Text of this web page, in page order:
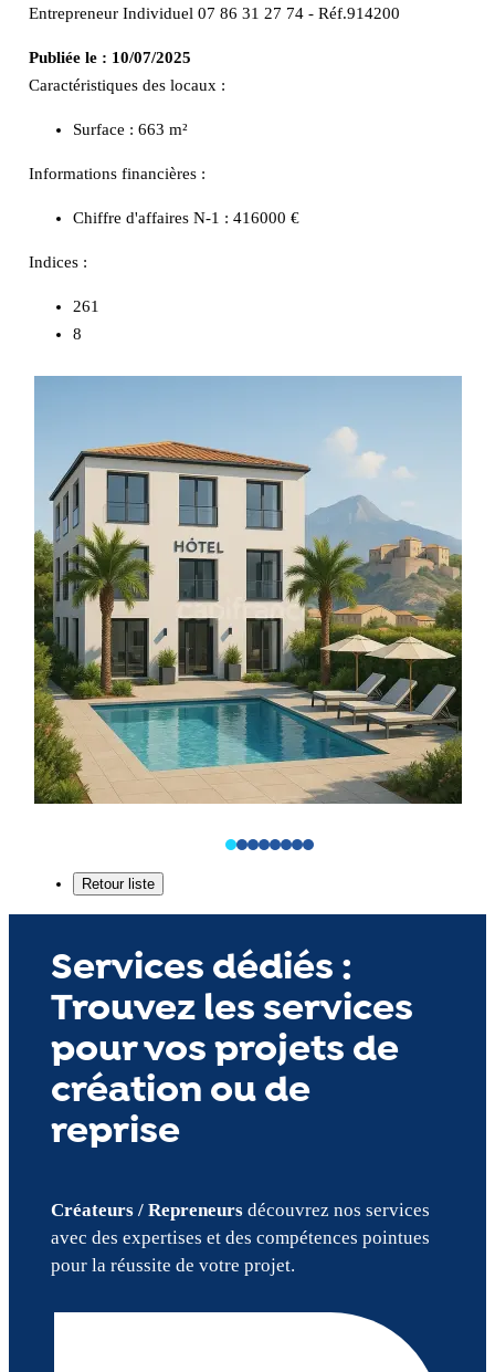
Entrepreneur Individuel 07 86 31 27 74 - Réf.914200
Publiée le : 10/07/2025
Caractéristiques des locaux :
Surface : 663 m²
Informations financières :
Chiffre d'affaires N-1 : 416000 €
Indices :
261
8
Services dédiés :
Trouvez les services
pour vos projets de
création ou de
reprise
Créateurs / Repreneursdécouvrez nos services
avec des expertises et des compétences pointues
pour la réussite de votre projet.